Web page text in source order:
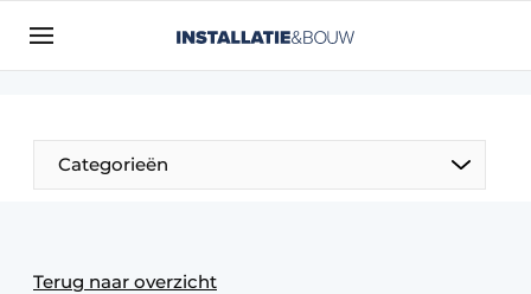
Aanmelden
Bedrijven
Contact
Evenement aanmelden
Categorieën
Terug naar overzicht